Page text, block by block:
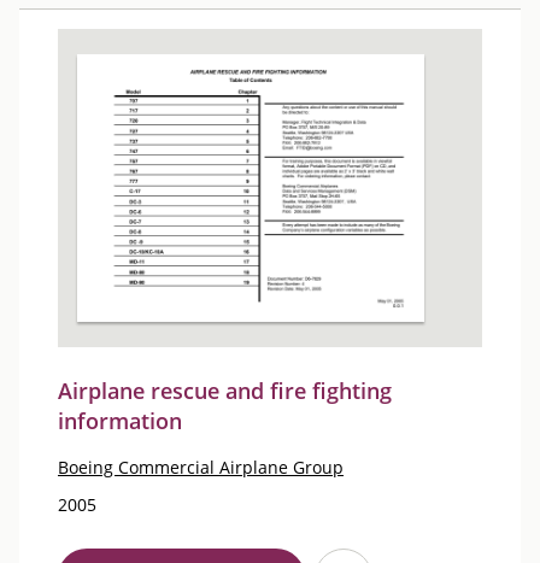
Airplane rescue and fire fighting
information
Boeing Commercial Airplane Group
2005